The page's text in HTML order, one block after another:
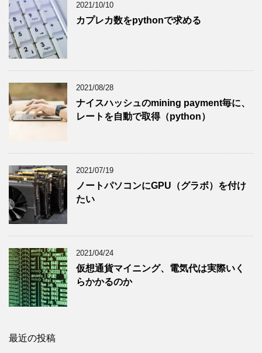
2021/10/10
カプレカ数をpythonで求める
2021/08/28
ナイスハッシュのmining payment毎に、
レートを自動で取得（python）
2021/07/19
ノートパソコンにGPU（グラボ）を付け
たい
2021/04/24
仮想通貨マイニング、電気代は実際いく
らかかるのか
最近の投稿